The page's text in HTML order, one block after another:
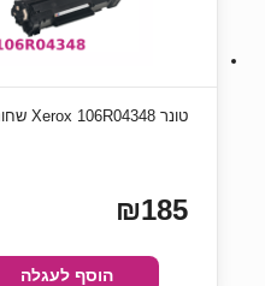
טונר Xerox 106R04348 שחור תואם
₪185
הוסף לעגלה